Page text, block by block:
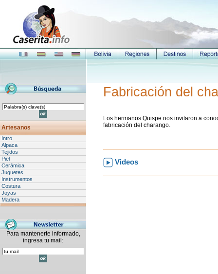
Artesanos
Intro
Alpaca
Tejidos
Piel
Cerámica
Juguetes
Instrumentos
Costura
Joyas
Madera
Para mantenerte informado,
ingresa tu mail:
Fabricación del
Los hermanos Quispe nos invitaron a
fabricación del charango.
Videos